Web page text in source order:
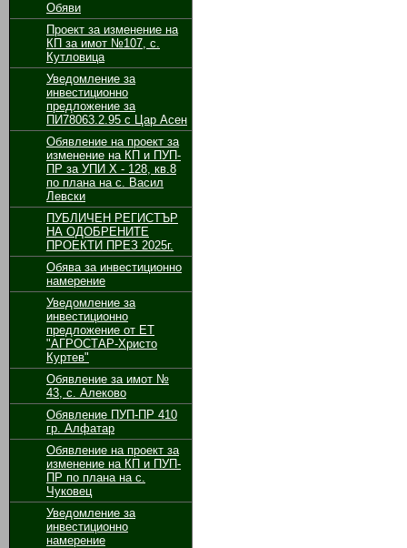
Обяви
Проект за изменение на
КП за имот №107, с.
Кутловица
Уведомление за
инвестиционно
предложение за
ПИ78063.2.95 с Цар Асен
Обявление на проект за
изменение на КП и ПУП-
ПР за УПИ Х - 128, кв.8
по плана на с. Васил
Левски
ПУБЛИЧЕН РЕГИСТЪР
НА ОДОБРЕНИТЕ
ПРОЕКТИ ПРЕЗ 2025г.
Обява за инвестиционно
намерение
Уведомление за
инвестиционно
предложение от ЕТ
"АГРОСТАР-Христо
Куртев"
Обявление за имот №
43, с. Алеково
Обявление ПУП-ПР 410
гр. Алфатар
Обявление на проект за
изменение на КП и ПУП-
ПР по плана на с.
Чуковец
Уведомление за
инвестиционно
намерение